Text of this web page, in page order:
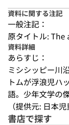
資料に関する注記
一般注記：
原タイトル:
資料詳細
あらすじ：
ミシシッピー川
トムが浮浪児ハ
語。少年文学の傑
（提供元: 日本
書店で探す